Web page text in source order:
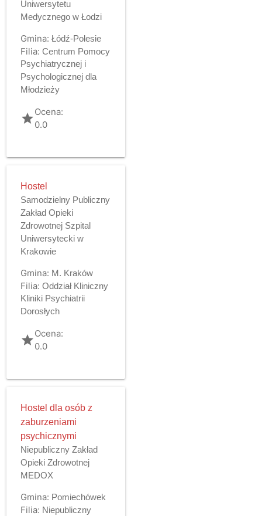
Uniwersytetu
Medycznego w Łodzi
Gmina: Łódź-Polesie
Filia: Centrum Pomocy
Psychiatrycznej i
Psychologicznej dla
Młodzieży
gradeOcena:
0.0
Hostel
Samodzielny Publiczny
Zakład Opieki
Zdrowotnej Szpital
Uniwersytecki w
Krakowie
Gmina: M. Kraków
Filia: Oddział Kliniczny
Kliniki Psychiatrii
Dorosłych
gradeOcena:
0.0
Hostel dla osób z
zaburzeniami
psychicznymi
Niepubliczny Zakład
Opieki Zdrowotnej
MEDOX
Gmina: Pomiechówek
Filia: Niepubliczny